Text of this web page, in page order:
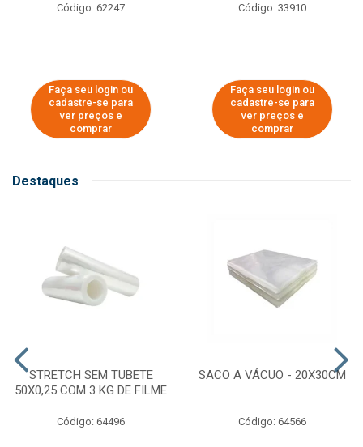
Código: 62247
Faça seu login ou
cadastre-se para
ver preços e
comprar
Código: 33910
Faça seu login ou
cadastre-se para
ver preços e
comprar
Destaques
STRETCH SEM TUBETE
50X0,25 COM 3 KG DE FILME
Código: 64496
SACO A VÁCUO - 20X30CM
Código: 64566